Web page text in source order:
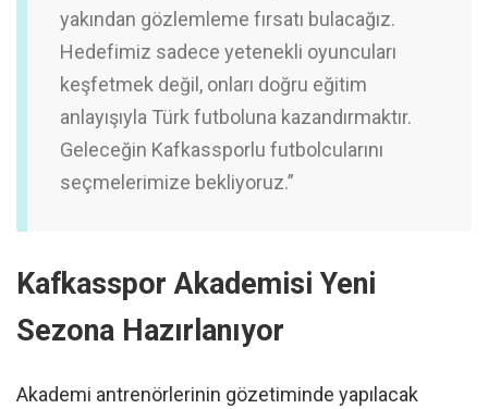
yakından gözlemleme fırsatı bulacağız.
Hedefimiz sadece yetenekli oyuncuları
keşfetmek değil, onları doğru eğitim
anlayışıyla Türk futboluna kazandırmaktır.
Geleceğin Kafkassporlu futbolcularını
seçmelerimize bekliyoruz.”
Kafkasspor Akademisi Yeni
Sezona Hazırlanıyor
Akademi antrenörlerinin gözetiminde yapılacak